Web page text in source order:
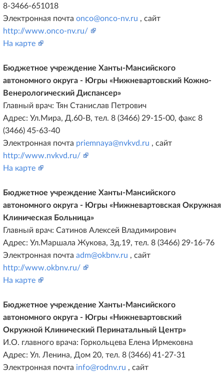
8-3466-651018
Электронная почта onco@onco-nv.ru , сайт
http://www.onco-nv.ru/
На карте
Бюджетное учреждение Ханты-Мансийского
автономного округа - Югры «Нижневартовский Кожно-
Венерологический Диспансер»
Главный врач: Тян Станислав Петрович
Адрес: Ул.Мира, Д.60-В, тел. 8 (3466) 29-15-00, факс 8
(3466) 45-63-40
Электронная почта priemnaya@nvkvd.ru , сайт
http://www.nvkvd.ru/
На карте
Бюджетное учреждение Ханты-Мансийского
автономного округа - Югры «Нижневартовская Окружная
Клиническая Больница»
Главный врач: Сатинов Алексей Владимирович
Адрес: Ул.Маршала Жукова, Зд.19, тел. 8 (3466) 29-16-76
Электронная почта adm@okbnv.ru , сайт
http://www.okbnv.ru/
На карте
Бюджетное учреждение Ханты-Мансийского
автономного округа - Югры «Нижневартовский
Окружной Клинический Перинатальный Центр»
И.О. главного врача: Горкольцева Елена Ирмековна
Адрес: Ул. Ленина, Дом 20, тел. 8 (3466) 41-27-31
Электронная почта info@rodnv.ru , сайт